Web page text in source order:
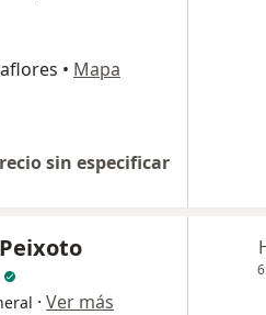
• Mapa
sin especificar
· Ver más